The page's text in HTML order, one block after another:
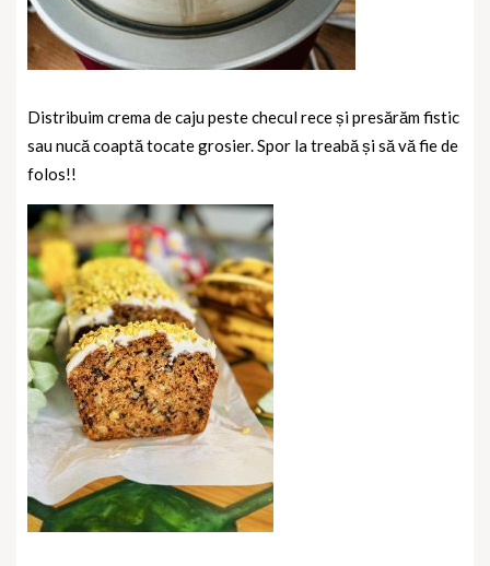
Distribuim crema de caju peste checul rece și presărăm fistic
sau nucă coaptă tocate grosier. Spor la treabă și să vă fie de
folos!!